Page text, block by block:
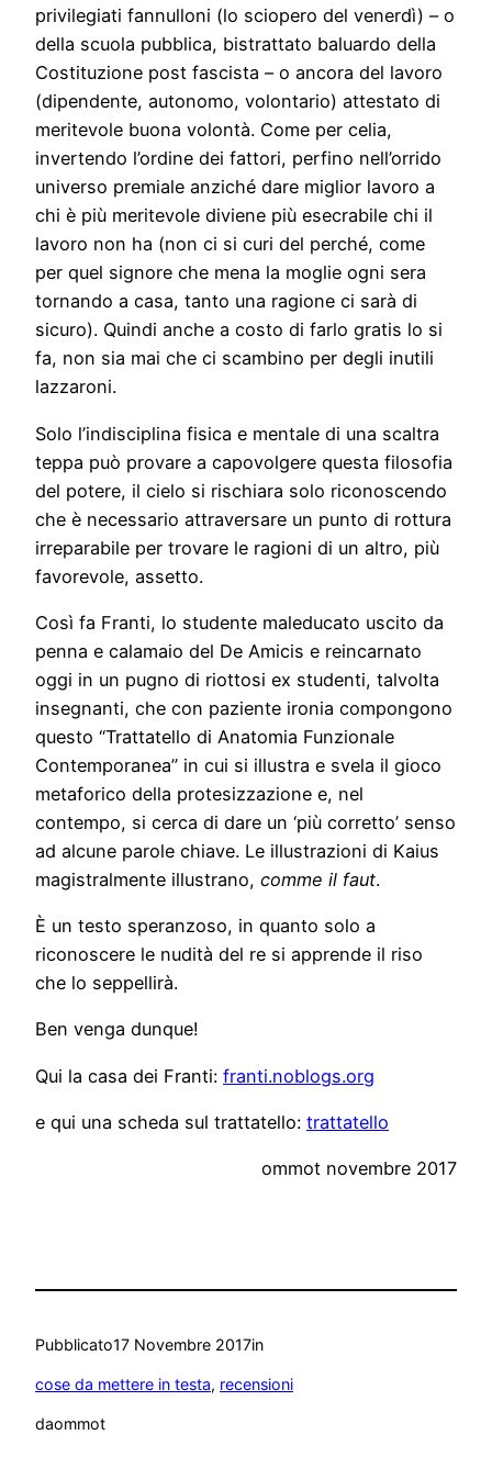
privilegiati fannulloni (lo sciopero del venerdì) – o
della scuola pubblica, bistrattato baluardo della
Costituzione post fascista – o ancora del lavoro
(dipendente, autonomo, volontario) attestato di
meritevole buona volontà. Come per celia,
invertendo l’ordine dei fattori, perfino nell’orrido
universo premiale anziché dare miglior lavoro a
chi è più meritevole diviene più esecrabile chi il
lavoro non ha (non ci si curi del perché, come
per quel signore che mena la moglie ogni sera
tornando a casa, tanto una ragione ci sarà di
sicuro). Quindi anche a costo di farlo gratis lo si
fa, non sia mai che ci scambino per degli inutili
lazzaroni.
Solo l’indisciplina fisica e mentale di una scaltra
teppa può provare a capovolgere questa filosofia
del potere, il cielo si rischiara solo riconoscendo
che è necessario attraversare un punto di rottura
irreparabile per trovare le ragioni di un altro, più
favorevole, assetto.
Così fa Franti, lo studente maleducato uscito da
penna e calamaio del De Amicis e reincarnato
oggi in un pugno di riottosi ex studenti, talvolta
insegnanti, che con paziente ironia compongono
questo “Trattatello di Anatomia Funzionale
Contemporanea” in cui si illustra e svela il gioco
metaforico della protesizzazione e, nel
contempo, si cerca di dare un ‘più corretto’ senso
ad alcune parole chiave. Le illustrazioni di Kaius
magistralmente illustrano, comme il faut.
È un testo speranzoso, in quanto solo a
riconoscere le nudità del re si apprende il riso
che lo seppellirà.
Ben venga dunque!
Qui la casa dei Franti: franti.noblogs.org
e qui una scheda sul trattatello: trattatello
ommot novembre 2017
Pubblicato17 Novembre 2017in
cose da mettere in testa, recensioni
daommot